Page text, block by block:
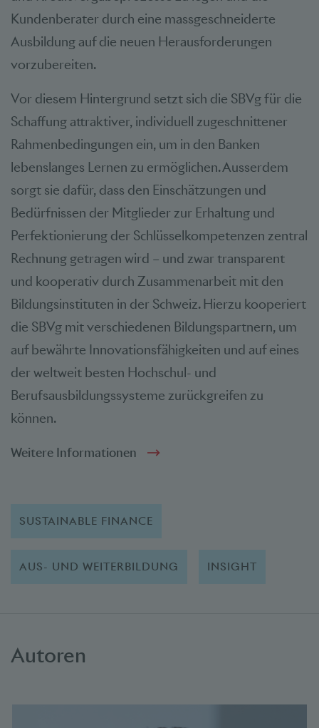
Kundenberater durch eine massgeschneiderte
Ausbildung auf die neuen Herausforderungen
vorzubereiten.
Vor diesem Hintergrund setzt sich die SBVg für die
Schaffung attraktiver, individuell zugeschnittener
Rahmenbedingungen ein, um in den Banken
lebenslanges Lernen zu ermöglichen. Ausserdem
sorgt sie dafür, dass den Einschätzungen und
Bedürfnissen der Mitglieder zur Erhaltung und
Perfektionierung der Schlüsselkompetenzen zentral
Rechnung getragen wird – und zwar transparent
und kooperativ durch Zusammenarbeit mit den
Bildungsinstituten in der Schweiz. Hierzu kooperiert
die SBVg mit verschiedenen Bildungspartnern, um
auf bewährte Innovationsfähigkeiten und auf eines
der weltweit besten Hochschul- und
Berufsausbildungssysteme zurückgreifen zu
können.
Weitere Informationen
SUSTAINABLE FINANCE
AUS- UND WEITERBILDUNG INSIGHT
Autoren